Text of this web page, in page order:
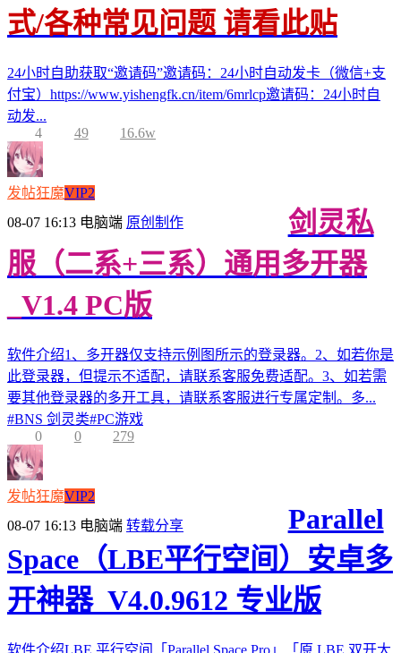
式/各种常见问题 请看此贴
24小时自助获取“邀请码”邀请码：24小时自动发卡（微信+支
付宝）https://www.yishengfk.cn/item/6mrlcp邀请码：24小时自
动发...
4
49 16.6w
发帖狂魔VIP2
08-07 16:13 电脑端 原创制作
剑灵私
服（二系+三系）通用多开器
_V1.4 PC版
软件介绍1、多开器仅支持示例图所示的登录器。2、如若你是
此登录器，但提示不适配，请联系客服免费适配。3、如若需
要其他登录器的多开工具，请联系客服进行专属定制。多...
#BNS 剑灵类#PC游戏
0
0 279
发帖狂魔VIP2
08-07 16:13 电脑端 转载分享
Parallel
Space（LBE平行空间）安卓多
开神器_V4.0.9612 专业版
软件介绍LBE 平行空间「Parallel Space Pro」「原 LBE 双开大